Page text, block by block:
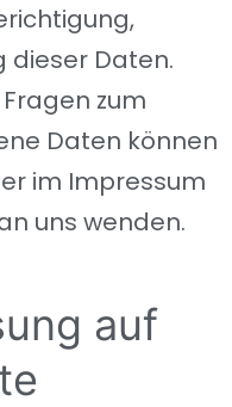
dieser Daten.
zum
Daten können
im Impressum
uns wenden.
auf